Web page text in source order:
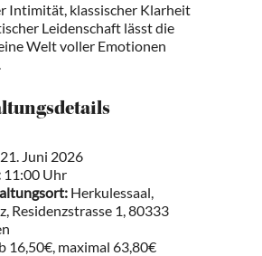
Intimität, klassischer Klarheit
Leidenschaft lässt die
Welt voller Emotionen
21. Juni 2026
11:00 Uhr
Herkulessaal,
Residenzstrasse 1, 80333
16,50€, maximal 63,80€